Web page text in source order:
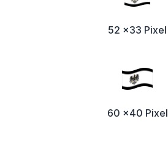
52 x33 Pixel
60 x40 Pixel